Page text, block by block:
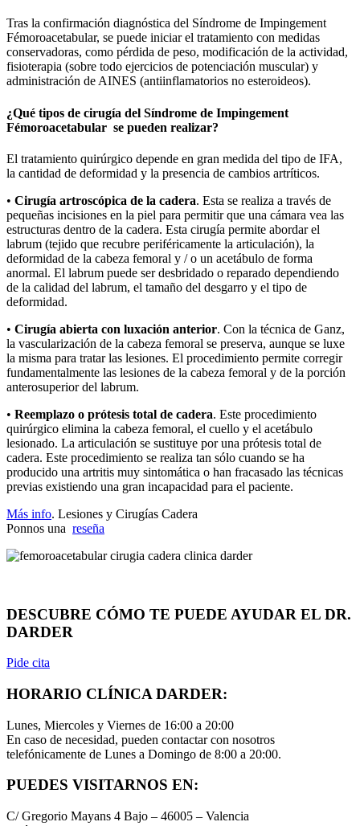
Tras la confirmación diagnóstica del Síndrome de Impingement
Fémoroacetabular, se puede iniciar el tratamiento con medidas
conservadoras, como pérdida de peso, modificación de la actividad,
fisioterapia (sobre todo ejercicios de potenciación muscular) y
administración de AINES (antiinflamatorios no esteroideos).
¿Qué tipos de cirugía del Síndrome de Impingement
Fémoroacetabular se pueden realizar?
El tratamiento quirúrgico depende en gran medida del tipo de IFA,
la cantidad de deformidad y la presencia de cambios artríticos.
• Cirugía artroscópica de la cadera. Esta se realiza a través de
pequeñas incisiones en la piel para permitir que una cámara vea las
estructuras dentro de la cadera. Esta cirugía permite abordar el
labrum (tejido que recubre periféricamente la articulación), la
deformidad de la cabeza femoral y / o un acetábulo de forma
anormal. El labrum puede ser desbridado o reparado dependiendo
de la calidad del labrum, el tamaño del desgarro y el tipo de
deformidad.
• Cirugía abierta con luxación anterior. Con la técnica de Ganz,
la vascularización de la cabeza femoral se preserva, aunque se luxe
la misma para tratar las lesiones. El procedimiento permite corregir
fundamentalmente las lesiones de la cabeza femoral y de la porción
anterosuperior del labrum.
• Reemplazo o prótesis total de cadera. Este procedimiento
quirúrgico elimina la cabeza femoral, el cuello y el acetábulo
lesionado. La articulación se sustituye por una prótesis total de
cadera. Este procedimiento se realiza tan sólo cuando se ha
producido una artritis muy sintomática o han fracasado las técnicas
previas existiendo una gran incapacidad para el paciente.
Más info. Lesiones y Cirugías Cadera
Ponnos una reseña
DESCUBRE CÓMO TE PUEDE AYUDAR EL DR.
DARDER
Pide cita
HORARIO CLÍNICA DARDER:
Lunes, Miercoles y Viernes de 16:00 a 20:00
En caso de necesidad, pueden contactar con nosotros
telefónicamente de Lunes a Domingo de 8:00 a 20:00.
PUEDES VISITARNOS EN:
C/ Gregorio Mayans 4 Bajo – 46005 – Valencia